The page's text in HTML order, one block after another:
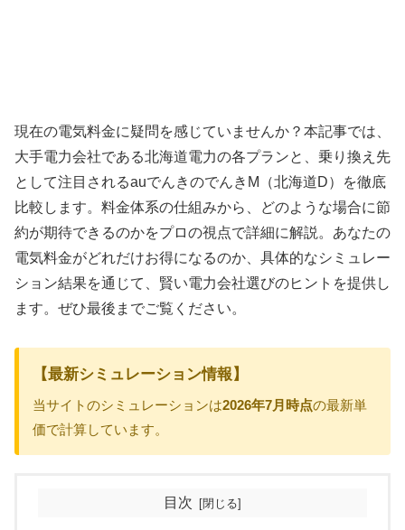
現在の電気料金に疑問を感じていませんか？本記事では、
大手電力会社である北海道電力の各プランと、乗り換え先
として注目されるauでんきのでんきM（北海道D）を徹底
比較します。料金体系の仕組みから、どのような場合に節
約が期待できるのかをプロの視点で詳細に解説。あなたの
電気料金がどれだけお得になるのか、具体的なシミュレー
ション結果を通じて、賢い電力会社選びのヒントを提供し
ます。ぜひ最後までご覧ください。
【最新シミュレーション情報】
当サイトのシミュレーションは2026年7月時点の最新単
価で計算しています。
目次